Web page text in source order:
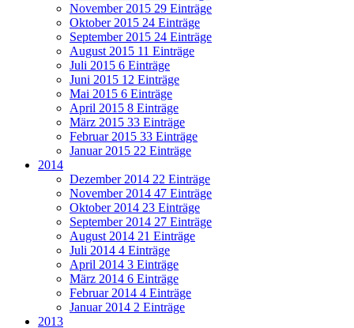
November 2015 29 Einträge
Oktober 2015 24 Einträge
September 2015 24 Einträge
August 2015 11 Einträge
Juli 2015 6 Einträge
Juni 2015 12 Einträge
Mai 2015 6 Einträge
April 2015 8 Einträge
März 2015 33 Einträge
Februar 2015 33 Einträge
Januar 2015 22 Einträge
2014
Dezember 2014 22 Einträge
November 2014 47 Einträge
Oktober 2014 23 Einträge
September 2014 27 Einträge
August 2014 21 Einträge
Juli 2014 4 Einträge
April 2014 3 Einträge
März 2014 6 Einträge
Februar 2014 4 Einträge
Januar 2014 2 Einträge
2013